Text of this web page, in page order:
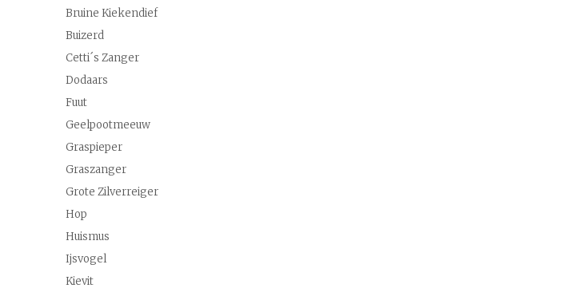
Bruine Kiekendief
Buizerd
Cetti´s Zanger
Dodaars
Fuut
Geelpootmeeuw
Graspieper
Graszanger
Grote Zilverreiger
Hop
Huismus
Ijsvogel
Kievit